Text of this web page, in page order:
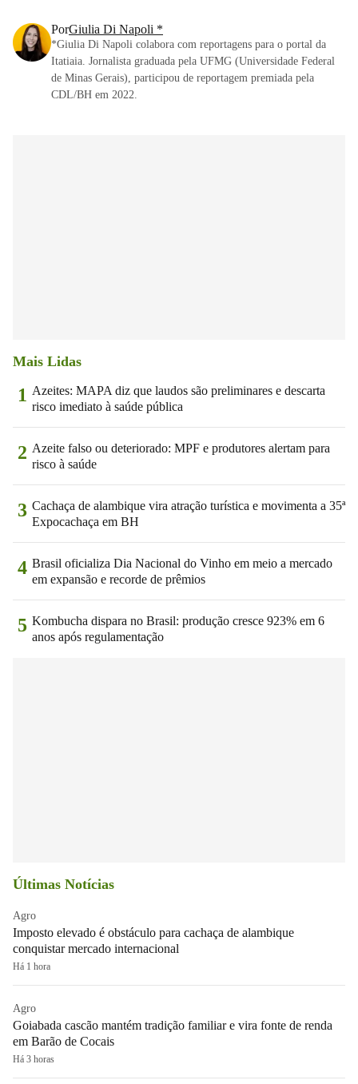
PorGiulia Di Napoli *
*Giulia Di Napoli colabora com reportagens para o portal da
Itatiaia. Jornalista graduada pela UFMG (Universidade Federal
de Minas Gerais), participou de reportagem premiada pela
CDL/BH em 2022.
Mais Lidas
1 Azeites: MAPA diz que laudos são preliminares e descarta
risco imediato à saúde pública
2 Azeite falso ou deteriorado: MPF e produtores alertam para
risco à saúde
3 Cachaça de alambique vira atração turística e movimenta a 35ª
Expocachaça em BH
4 Brasil oficializa Dia Nacional do Vinho em meio a mercado
em expansão e recorde de prêmios
5 Kombucha dispara no Brasil: produção cresce 923% em 6
anos após regulamentação
Últimas Notícias
Agro
Imposto elevado é obstáculo para cachaça de alambique
conquistar mercado internacional
Há 1 hora
Agro
Goiabada cascão mantém tradição familiar e vira fonte de renda
em Barão de Cocais
Há 3 horas